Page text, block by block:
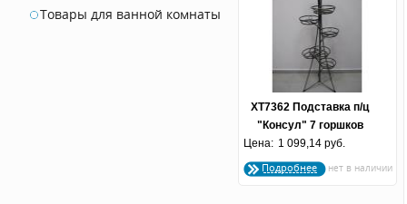
Товары для ванной комнаты
ХТ7362 Подставка п/ц
"Консул" 7 горшков
бронзовая
Цена: 1 099,14 руб.
Подробнее